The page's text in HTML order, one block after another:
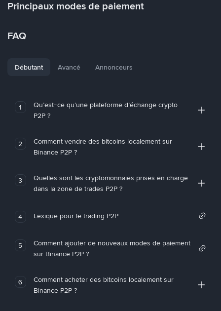
Principaux modes de paiement
FAQ
Débutant Avancé Annonceurs
1
Qu’est-ce qu’une plateforme d’échange crypto
P2P ?
2
Comment vendre des bitcoins localement sur
Binance P2P ?
3
Quelles sont les cryptomonnaies prises en charge
dans la zone de trades P2P ?
4 Lexique pour le trading P2P
5
Comment ajouter de nouveaux modes de paiement
sur Binance P2P ?
6
Comment acheter des bitcoins localement sur
Binance P2P ?